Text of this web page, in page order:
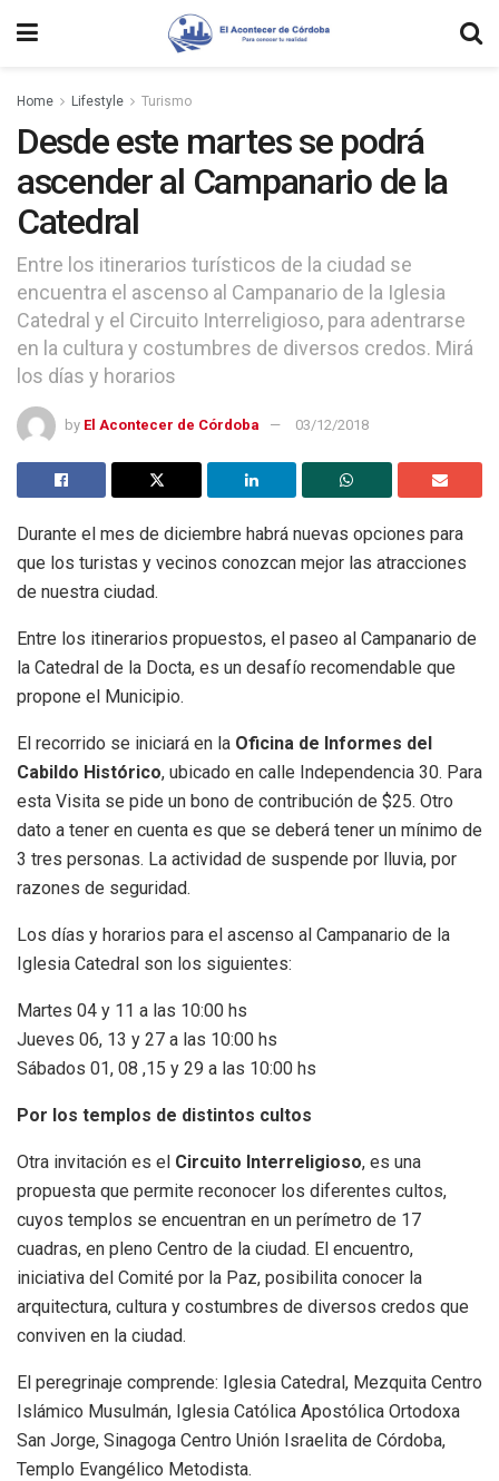
Home Lifestyle Turismo
Desde este martes se podrá
ascender al Campanario de la
Catedral
Entre los itinerarios turísticos de la ciudad se
encuentra el ascenso al Campanario de la Iglesia
Catedral y el Circuito Interreligioso, para adentrarse
en la cultura y costumbres de diversos credos. Mirá
los días y horarios
by El Acontecer de Córdoba 03/12/2018
Durante el mes de diciembre habrá nuevas opciones para
que los turistas y vecinos conozcan mejor las atracciones
de nuestra ciudad.
Entre los itinerarios propuestos, el paseo al Campanario de
la Catedral de la Docta, es un desafío recomendable que
propone el Municipio.
El recorrido se iniciará en la Oficina de Informes del
Cabildo Histórico, ubicado en calle Independencia 30. Para
esta Visita se pide un bono de contribución de $25. Otro
dato a tener en cuenta es que se deberá tener un mínimo de
3 tres personas. La actividad de suspende por lluvia, por
razones de seguridad.
Los días y horarios para el ascenso al Campanario de la
Iglesia Catedral son los siguientes:
Martes 04 y 11 a las 10:00 hs
Jueves 06, 13 y 27 a las 10:00 hs
Sábados 01, 08 ,15 y 29 a las 10:00 hs
Por los templos de distintos cultos
Otra invitación es el Circuito Interreligioso, es una
propuesta que permite reconocer los diferentes cultos,
cuyos templos se encuentran en un perímetro de 17
cuadras, en pleno Centro de la ciudad. El encuentro,
iniciativa del Comité por la Paz, posibilita conocer la
arquitectura, cultura y costumbres de diversos credos que
conviven en la ciudad.
El peregrinaje comprende: Iglesia Catedral, Mezquita Centro
Islámico Musulmán, Iglesia Católica Apostólica Ortodoxa
San Jorge, Sinagoga Centro Unión Israelita de Córdoba,
Templo Evangélico Metodista.